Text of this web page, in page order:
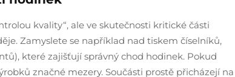
kvality“, ale ve skutečnosti kritické části
Zamyslete se například nad tiskem číselníků,
které zajišťují správný chod hodinek. Pokud
značné mezery. Součásti prostě přicházejí na